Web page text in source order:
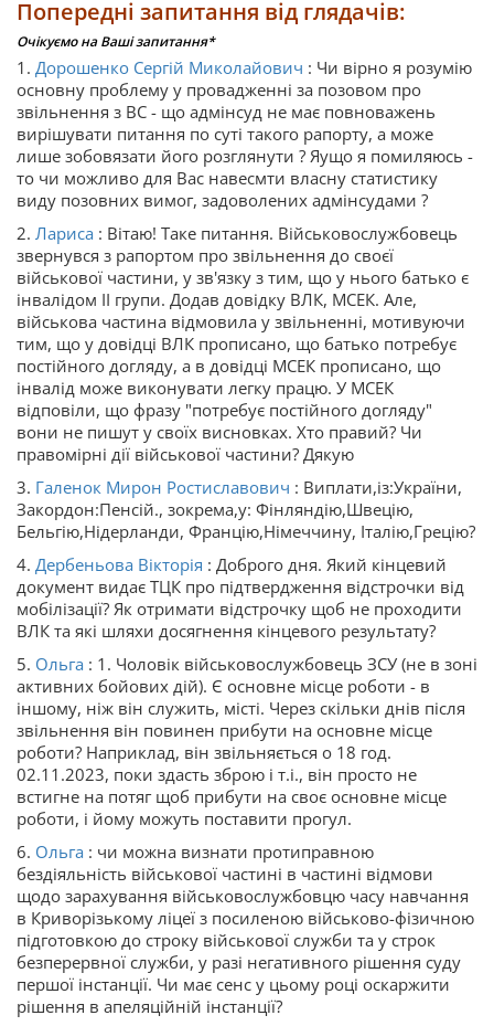
Попередні запитання від глядачів:
Очікуємо на Ваші запитання*
1. Дорошенко Сергій Миколайович : Чи вірно я розумію
основну проблему у провадженні за позовом про
звільнення з ВС - що адмінсуд не має повноважень
вирішувати питання по суті такого рапорту, а може
лише зобовязати його розглянути ? Яущо я помиляюсь -
то чи можливо для Вас навесмти власну статистику
виду позовних вимог, задоволених адмінсудами ?
2. Лариса : Вітаю! Таке питання. Військовослужбовець
звернувся з рапортом про звільнення до своєї
військової частини, у зв'язку з тим, що у нього батько є
інвалідом ІІ групи. Додав довідку ВЛК, МСЕК. Але,
військова частина відмовила у звільненні, мотивуючи
тим, що у довідці ВЛК прописано, що батько потребує
постійного догляду, а в довідці МСЕК прописано, що
інвалід може виконувати легку працю. У МСЕК
відповіли, що фразу "потребує постійного догляду"
вони не пишут у своїх висновках. Хто правий? Чи
правомірні дії військової частини? Дякую
3. Галенок Мирон Ростиславович : Виплати,із:України,
Закордон:Пенсій., зокрема,у: Фінляндію,Швецію,
Бельгію,Нідерланди, Францію,Німеччину, Італію,Грецію?
4. Дербеньова Вікторія : Доброго дня. Який кінцевий
документ видає ТЦК про підтвердження відстрочки від
мобілізації? Як отримати відстрочку щоб не проходити
ВЛК та які шляхи досягнення кінцевого результату?
5. Ольга : 1. Чоловік військовослужбовець ЗСУ (не в зоні
активних бойових дій). Є основне місце роботи - в
іншому, ніж він служить, місті. Через скільки днів після
звільнення він повинен прибути на основне місце
роботи? Наприклад, він звільняється о 18 год.
02.11.2023, поки здасть зброю і т.і., він просто не
встигне на потяг щоб прибути на своє основне місце
роботи, і йому можуть поставити прогул.
6. Ольга : чи можна визнати протиправною
бездіяльність військової частині в частині відмови
щодо зарахування військовослужбовцю часу навчання
в Криворізькому ліцеї з посиленою військово-фізичною
підготовкою до строку військової служби та у строк
безперервної служби, у разі негативного рішення суду
першої інстанції. Чи має сенс у цьому році оскаржити
рішення в апеляційній інстанції?